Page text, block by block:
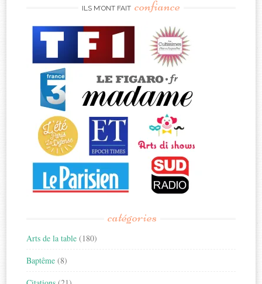
ILS M’ONT FAIT confiance
catégories
Arts de la table (180)
Baptême (8)